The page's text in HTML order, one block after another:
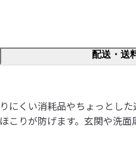
配送・送
にくい消耗品やちょっとし
こりが防げます。玄関や洗面